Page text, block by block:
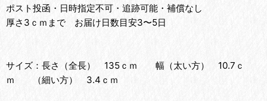
ポスト投函・日時指定不可・追跡可能・補償なし
厚さ3ｃｍまで お届け日数目安3〜5日
サイズ：長さ（全長） 135ｃｍ 幅（太い方） 10.7ｃ
ｍ （細い方） 3.4ｃｍ